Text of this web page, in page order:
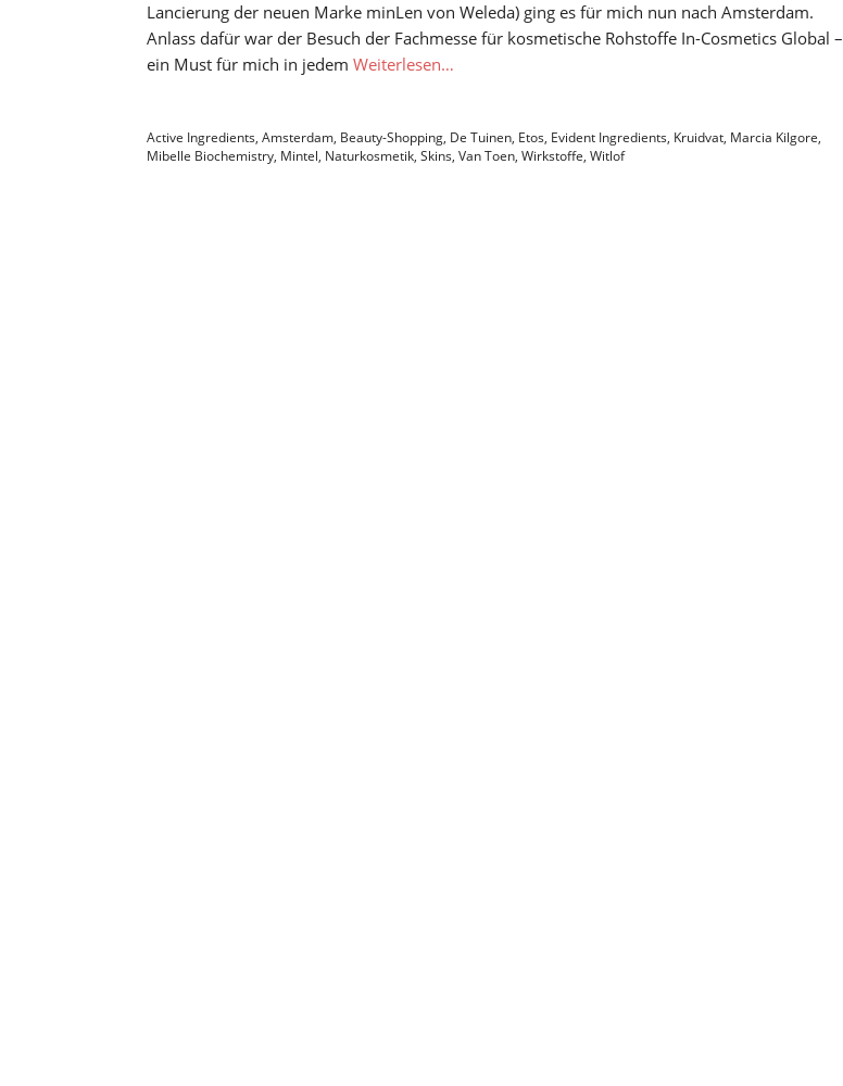
Lancierung der neuen Marke minLen von Weleda) ging es für mich nun nach Amsterdam.
Anlass dafür war der Besuch der Fachmesse für kosmetische Rohstoffe In-Cosmetics Global –
ein Must für mich in jedem Weiterlesen…
Active Ingredients, Amsterdam, Beauty-Shopping, De Tuinen, Etos, Evident Ingredients, Kruidvat, Marcia Kilgore,
Mibelle Biochemistry, Mintel, Naturkosmetik, Skins, Van Toen, Wirkstoffe, Witlof